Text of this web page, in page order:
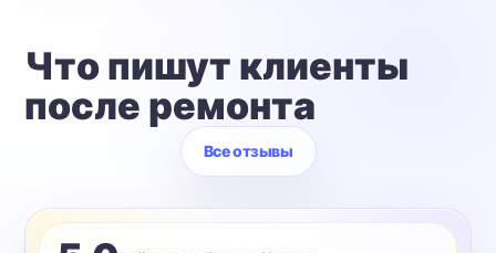
Что пишут клиенты
после ремонта
Все отзывы